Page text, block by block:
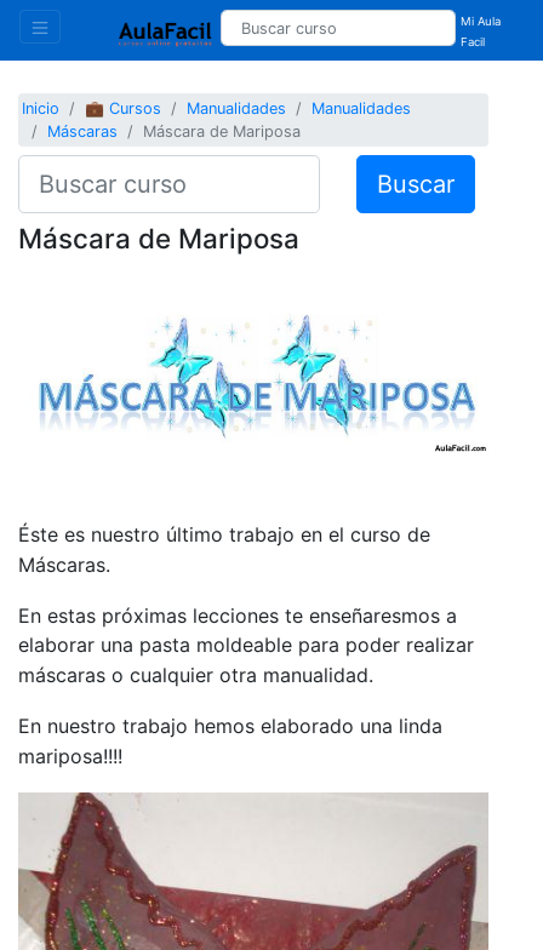
Mi Aula
Facil
Inicio 💼 Cursos Manualidades
Manualidades
Máscaras
Máscara de Mariposa
Buscar
Máscara de Mariposa
Éste es nuestro último trabajo en el curso de
Máscaras.
En estas próximas lecciones te enseñaresmos a
elaborar una pasta moldeable para poder realizar
máscaras o cualquier otra manualidad.
En nuestro trabajo hemos elaborado una linda
mariposa!!!!